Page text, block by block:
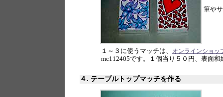
筆や
１～３に使うマッチは、 オンラインショッ
mc112405です。１個当り５０円、表面和
４. テーブルトップマッチを作る